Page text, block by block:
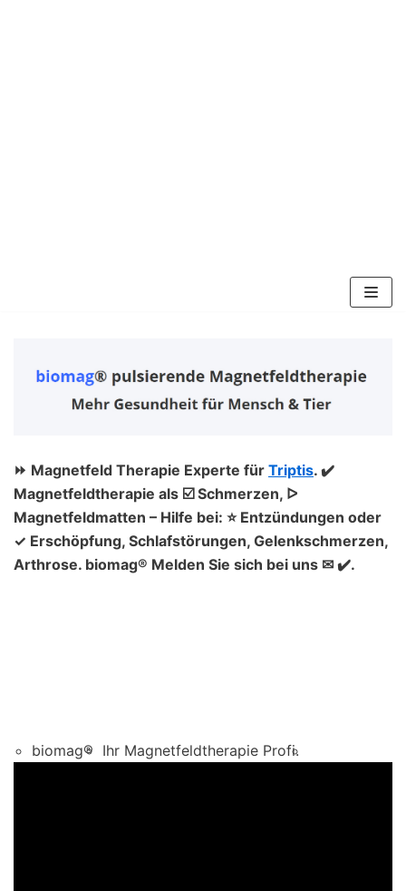
springen
⏩ Magnetfeld Therapie Experte für Triptis. ✔️
Magnetfeldtherapie als ☑️ Schmerzen, ᐅ
Magnetfeldmatten – Hilfe bei: ⭐ Entzündungen oder
✓ Erschöpfung, Schlafstörungen, Gelenkschmerzen,
Arthrose. biomag® Melden Sie sich bei uns ✉ ✔️.
biomag® Ihr Magnetfeldtherapie Profi.